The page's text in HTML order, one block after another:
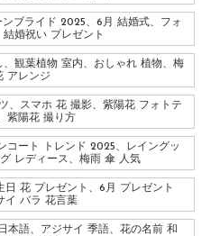
ブライド 2025、6月 結婚式、フォ
結婚祝い プレゼント
観葉植物 室内、おしゃれ 植物、梅
アレンジ
、スマホ 花 撮影、紫陽花 フォトテ
紫陽花 撮り方
コート トレンド 2025、レイングッ
レディース、梅雨 傘 人気
花 プレゼント、6月 プレゼント
イ バラ 花言葉
本語、アジサイ 季語、花の名前 和